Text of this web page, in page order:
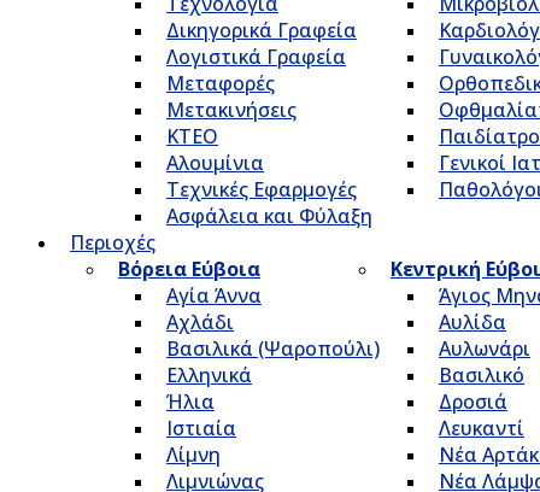
Δικηγορικά Γραφεία
Λογιστικά Γραφεία
Μεταφορές
Μετακινήσεις
ΚΤΕΟ
Αλουμίνια
Τεχνικές Εφαρμογές
Ασφάλεια και Φύλαξη
Γενικοί
Περιοχές
Βόρεια Εύβοια
Αγία Άννα
Αχλάδι
Βασιλικά (Ψαροπούλι)
Ελληνικά
Ήλια
Ιστιαία
Λίμνη
Λιμνιώνας
Κεντρική
Άγιος
Αυλίδα
Αυλωνάρι
Βασιλικό
Δροσιά
Λευκαντί
Νέα
Νέα